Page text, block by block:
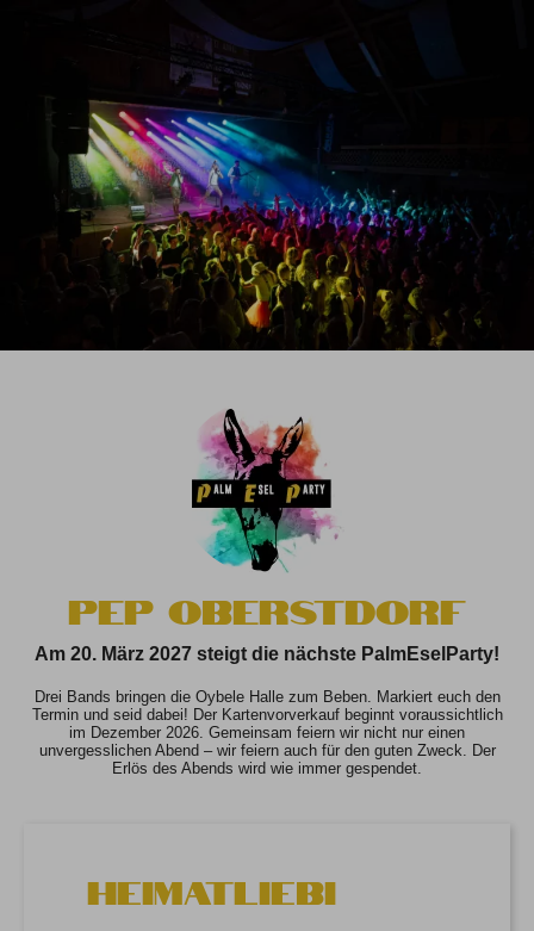
PEP Oberstdorf
Am 20. März 2027 steigt die nächste PalmEselParty!
Drei Bands bringen die Oybele Halle zum Beben. Markiert euch den
Termin und seid dabei! Der Kartenvorverkauf beginnt voraussichtlich
im Dezember 2026. Gemeinsam feiern wir nicht nur einen
unvergesslichen Abend – wir feiern auch für den guten Zweck. Der
Erlös des Abends wird wie immer gespendet.
Heimatliebi